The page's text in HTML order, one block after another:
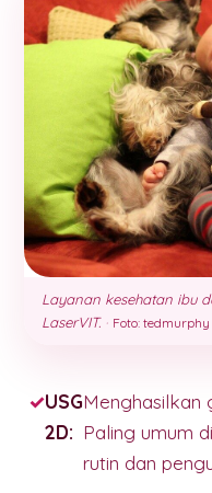
Layanan kesehatan ibu
LaserVIT. · Foto: tedmurphy
USG
2D:
Menghasilkan
Paling umum
rutin dan